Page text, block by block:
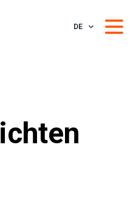
DE